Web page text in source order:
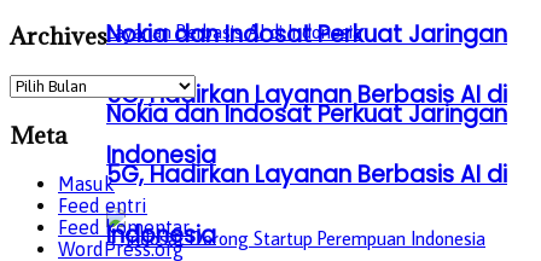
Nokia dan Indosat Perkuat Jaringan
5G, Hadirkan Layanan Berbasis AI di
Indonesia
Nokia dan Indosat Perkuat Jaringan
5G, Hadirkan Layanan Berbasis AI di
Indonesia
Archives
Archives
Meta
Masuk
Feed entri
Feed komentar
WordPress.org